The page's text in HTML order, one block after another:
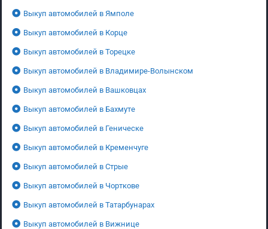
Выкуп автомобилей в Ямполе
Выкуп автомобилей в Корце
Выкуп автомобилей в Торецке
Выкуп автомобилей в Владимире-Волынском
Выкуп автомобилей в Вашковцах
Выкуп автомобилей в Бахмуте
Выкуп автомобилей в Геническе
Выкуп автомобилей в Кременчуге
Выкуп автомобилей в Стрые
Выкуп автомобилей в Чорткове
Выкуп автомобилей в Татарбунарах
Выкуп автомобилей в Вижнице